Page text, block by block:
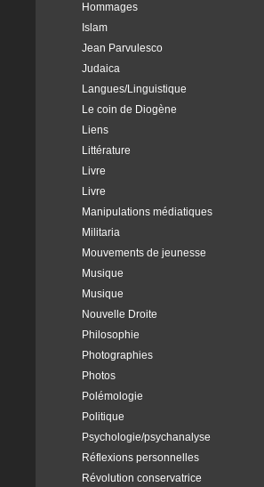
Hommages
Islam
Jean Parvulesco
Judaica
Langues/Linguistique
Le coin de Diogène
Liens
Littérature
Livre
Livre
Manipulations médiatiques
Militaria
Mouvements de jeunesse
Musique
Musique
Nouvelle Droite
Philosophie
Photographies
Photos
Polémologie
Politique
Psychologie/psychanalyse
Réflexions personnelles
Révolution conservatrice